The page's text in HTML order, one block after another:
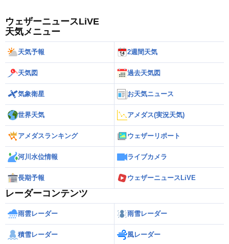
ウェザーニュースLiVE
天気メニュー
天気予報 2週間天気
天気図 過去天気図
気象衛星 お天気ニュース
世界天気 アメダス(実況天気)
アメダスランキング ウェザーリポート
河川水位情報 ライブカメラ
長期予報 ウェザーニュースLiVE
レーダーコンテンツ
雨雲レーダー 雨雪レーダー
積雪レーダー 風レーダー